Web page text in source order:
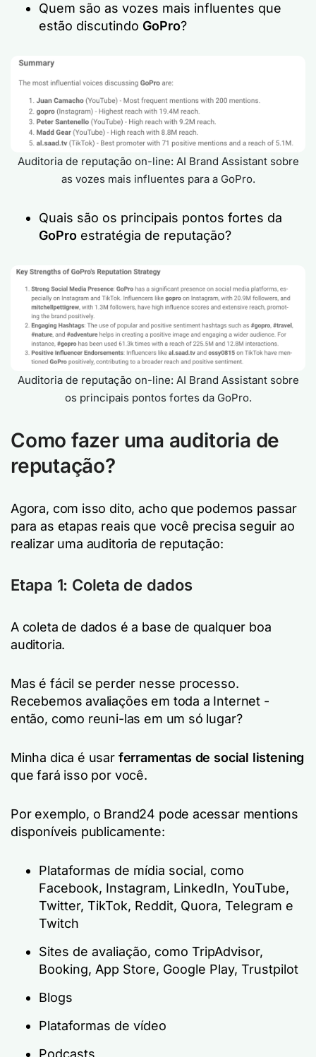
Quem são as vozes mais influentes que
estão discutindo GoPro?
Auditoria de reputação on-line: AI Brand Assistant sobre
as vozes mais influentes para a GoPro.
Quais são os principais pontos fortes da
GoPro estratégia de reputação?
Auditoria de reputação on-line: AI Brand Assistant sobre
os principais pontos fortes da GoPro.
Como fazer uma auditoria de
reputação?
Agora, com isso dito, acho que podemos passar
para as etapas reais que você precisa seguir ao
realizar uma auditoria de reputação:
Etapa 1: Coleta de dados
A coleta de dados é a base de qualquer boa
auditoria.
Mas é fácil se perder nesse processo.
Recebemos avaliações em toda a Internet -
então, como reuni-las em um só lugar?
Minha dica é usar ferramentas de social listening
que fará isso por você.
Por exemplo, o Brand24 pode acessar mentions
disponíveis publicamente:
Plataformas de mídia social, como
Facebook, Instagram, LinkedIn, YouTube,
Twitter, TikTok, Reddit, Quora, Telegram e
Twitch
Sites de avaliação, como TripAdvisor,
Booking, App Store, Google Play, Trustpilot
Blogs
Plataformas de vídeo
Podcasts